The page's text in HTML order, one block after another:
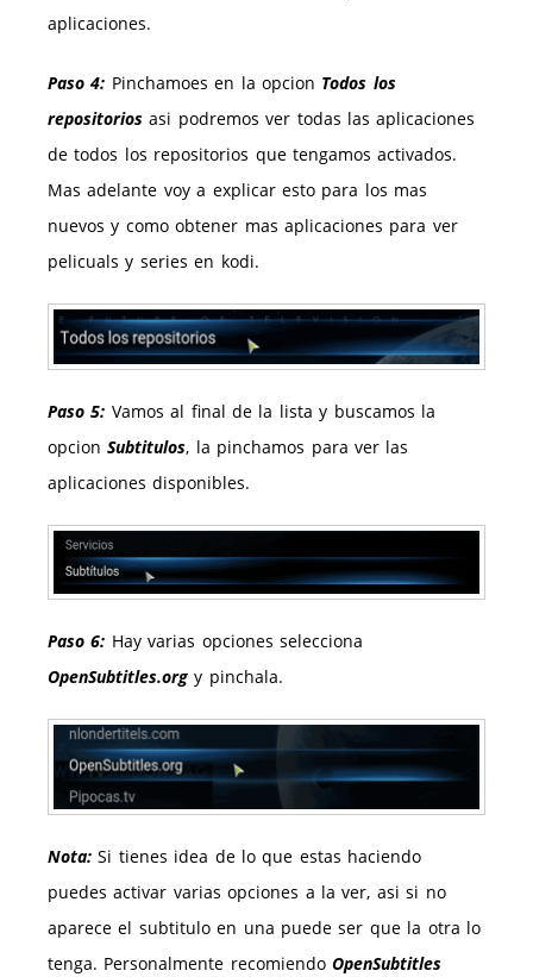
aplicaciones.
Paso 4: Pinchamoes en la opcion Todos los
repositorios asi podremos ver todas las aplicaciones
de todos los repositorios que tengamos activados.
Mas adelante voy a explicar esto para los mas
nuevos y como obtener mas aplicaciones para ver
pelicuals y series en kodi.
Paso 5: Vamos al final de la lista y buscamos la
opcionSubtitulos, la pinchamos para ver las
aplicaciones disponibles.
Paso 6: Hay varias opciones selecciona
OpenSubtitles.org y pinchala.
Nota: Si tienes idea de lo que estas haciendo
puedes activar varias opciones a la ver, asi si no
aparece el subtitulo en una puede ser que la otra lo
tenga. Personalmente recomiendoOpenSubtitles